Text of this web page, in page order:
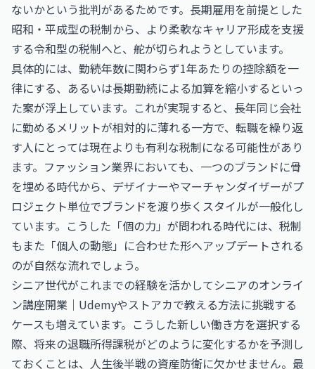
ないかという批判があるためです。長期雇用を前提とした
昭和・平成型の税制から、より柔軟なキャリア形成を支援
する令和型の税制へと、舵が切られようとしています。
具体的には、勤続年数に関わらず1年あたりの控除額を一
律にする、あるいは長期勤続による加算を縮小するといっ
た案が浮上しています。これが実現すると、長年同じ会社
に勤めるメリットが相対的に薄れる一方で、転職を繰り返
す人にとっては現在よりも有利な税制になる可能性があり
ます。ファッション業界においても、一つのブランドに骨
を埋める時代から、デザイナーやマーチャンダイザーがプ
ロジェクト単位でブランドを渡り歩くスタイルが一般化し
ています。こうした「個の力」が問われる時代には、税制
もまた「個人の動態」に合わせた形へアップデートされる
のが自然な流れでしょう。
シニア世代がこれまでの経験を活かしてシニアのオンライ
ン講座開業｜Udemyやストアカで教える方法に挑戦する
ケースも増えています。こうした新しい働き方を選択する
際、将来の退職所得課税がどのように変化するかを予測し
ておくことは、人生後半戦の資産防衛に欠かせません。最